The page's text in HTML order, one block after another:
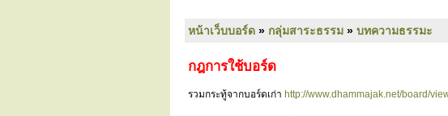
หน้าเว็บบอร์ด » กลุ่มสาระธรรม » บทความธรรมะ
กฎการใช้บอร์ด
รวมกระทู้จากบอร์ดเก่า http://www.dhammajak.net/board/